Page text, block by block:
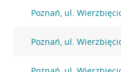
Poznań, ul.
Poznań, ul.